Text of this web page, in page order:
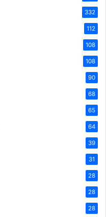
332
112
108
108
90
68
65
64
39
31
28
28
28